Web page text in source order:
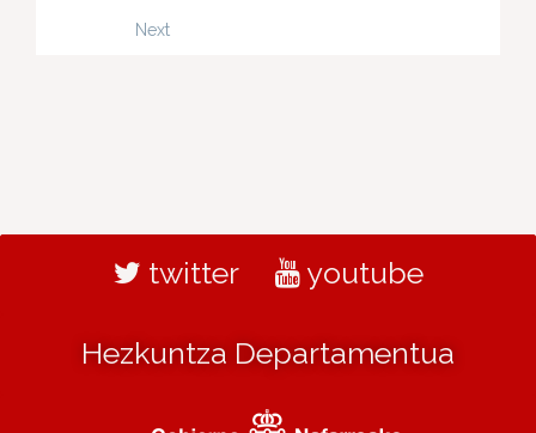
Next
twitter youtube
Hezkuntza Departamentua